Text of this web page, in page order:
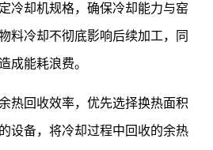
冷却机规格，确保冷却能力与窑
料冷却不彻底影响后续加工，同
成能耗浪费。
热回收效率，优先选择换热面积
设备，将冷却过程中回收的余热